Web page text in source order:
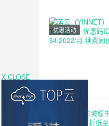
X-CLOSE
优惠活动
新加坡VPS